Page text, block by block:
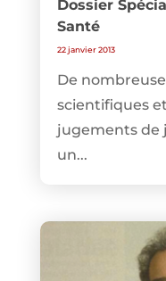
Dossier
Santé
22 janvier 2013
De
scientifiques
jugements de
un...